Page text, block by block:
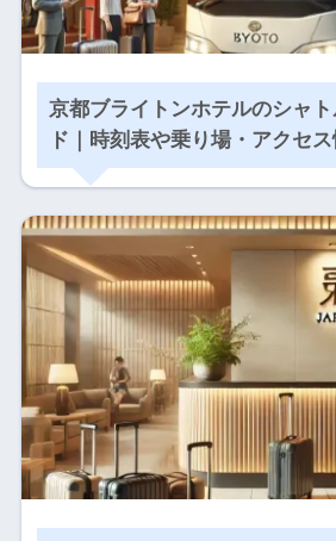
京都ブライトンホテルのシャ
ド｜時刻表や乗り場・アクセ